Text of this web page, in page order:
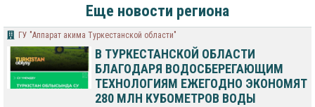
Еще новости региона
ГУ "Аппарат акима Туркестанской области"
В ТУРКЕСТАНСКОЙ ОБЛАСТИ
БЛАГОДАРЯ ВОДОСБЕРЕГАЮЩИМ
ТЕХНОЛОГИЯМ ЕЖЕГОДНО ЭКОНОМЯТ
280 МЛН КУБОМЕТРОВ ВОДЫ